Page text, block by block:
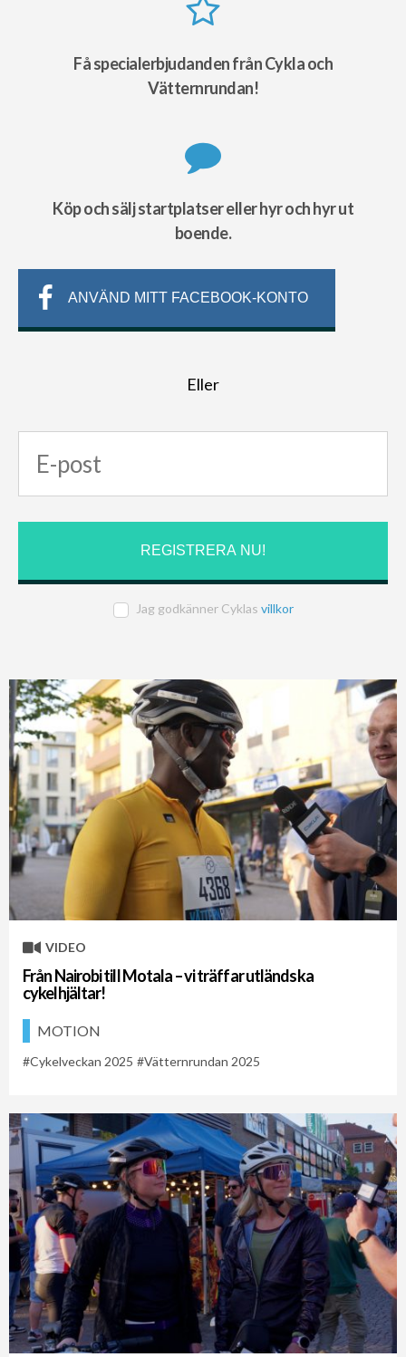
Få specialerbjudanden från Cykla och
Vätternrundan!
Köp och sälj startplatser eller hyr och hyr ut
boende.
ANVÄND MITT FACEBOOK-KONTO
Eller
Jag godkänner Cyklas villkor
VIDEO
Från Nairobi till Motala – vi träffar utländska
cykelhjältar!
MOTION
Cykelveckan 2025 Vätternrundan 2025